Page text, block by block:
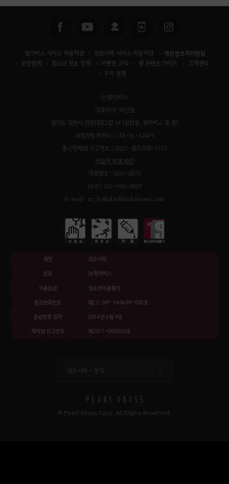
펄어비스 서비스 이용약관 검은사막 서비스 이용약관 개인정보처리방침
운영정책 청소년 보호 정책 이벤트 규약 팬 콘텐츠 가이드
고객센터
쿠키 정책
㈜펄어비스
대표이사: 허진영
경기도 과천시 과천대로2길 48 (갈현동, 펄어비스 홈 원)
사업자등록번호 : 138-81-62479
통신판매업 신고번호 : 2022-경기과천-0177
사업자 정보 확인
대표번호: 1661-8572
FAX : 031-935-0837
E-mail : pc_kr@playblackdesert.com
제명 검은사막
상호 ㈜펄어비스
이용등급 청소년이용불가
등급분류번호 제CC-NP-140409-005호
등급분류 일자 2014년 4월 9일
제작업 신고번호 제2011-000002호
검은사막 - 한국
© Pearl Abyss Corp. All Rights Reserved.